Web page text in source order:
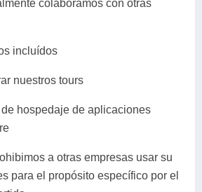
colaboramos con otras
incluídos
nuestros tours
hospedaje de aplicaciones
a otras empresas usar su
para el propósito específico por el